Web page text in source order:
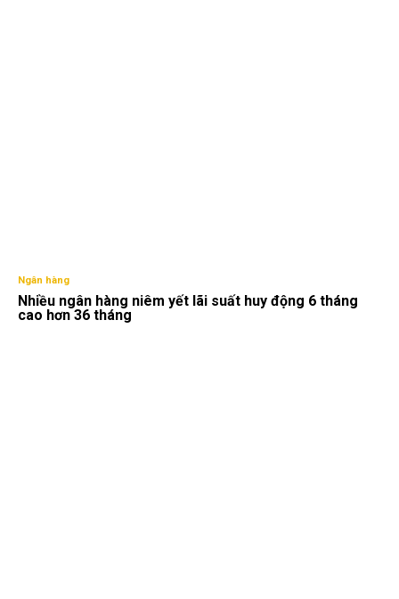
Ngân hàng
Nhiều ngân hàng niêm yết lãi suất huy động 6 tháng
cao hơn 36 tháng